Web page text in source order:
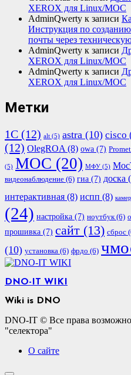
XEROX для Linux/МОС
AdminQwerty к записи
Инструкция по
почты через
AdminQwerty к записи
XEROX для Linux/МОС
AdminQwerty к записи
XEROX для Linux/МОС
Метки
1С (12) alt (5) astra (10) cisco
(12) OlegROA (8) owa (7)
(5) МОС (20) МФУ (5)
видеонаблюдение (6) гиа (7) доска
интерактивная (8) испп (8)
(24) настройка (7) ноутбук(6)
прошивка (7) сайт (13) сброс
(10) установка (6) фрдо (6)
DNO-IT WIKI
Wiki is DNO
DNO-IT © Все права
"селектора"
О сайте